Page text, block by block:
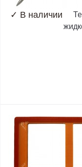
✓ В наличии